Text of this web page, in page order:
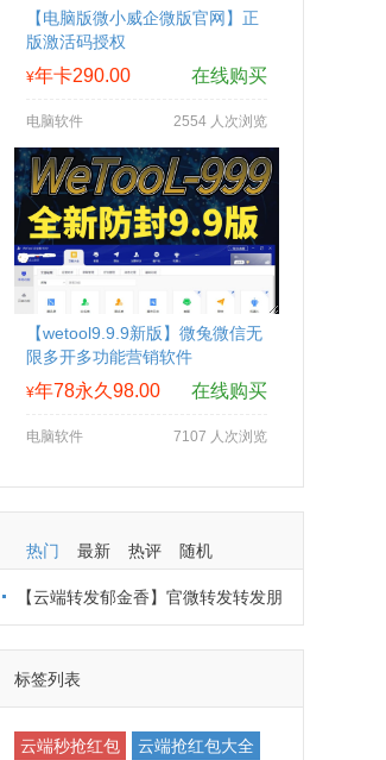
【电脑版微小威企微版官网】正
版激活码授权
¥年卡290.00 在线购买
电脑软件 2554 人次浏览
【wetool9.9.9新版】微兔微信无
限多开多功能营销软件
¥年78永久98.00 在线购买
电脑软件 7107 人次浏览
热门 最新 热评 随机
【云端转发郁金香】官微转发转发朋
友圈-支持多模式登录
标签列表
云端秒抢红包
云端抢红包大全